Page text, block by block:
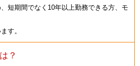
短期間でなく10年以上勤務できる方、モ
す。
？